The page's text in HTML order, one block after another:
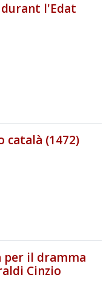
l'Edat
català (1472)
per il dramma
Cinzio